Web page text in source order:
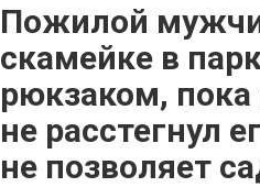
Пожилой
скамейке в
рюкзаком,
не расстегнул
не позволяет